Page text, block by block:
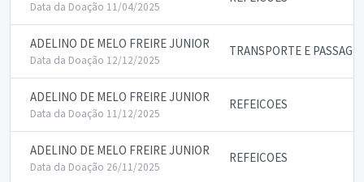
Data da Doação 11/04/2025
ADELINO DE MELO FREIRE JUNIOR
Data da Doação 12/12/2025
TRANSPORTE E
ADELINO DE MELO FREIRE JUNIOR
Data da Doação 11/12/2025
REFEICOES
ADELINO DE MELO FREIRE JUNIOR
Data da Doação 26/11/2025
REFEICOES